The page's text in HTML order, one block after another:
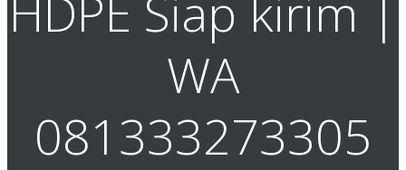
WA
081333273305